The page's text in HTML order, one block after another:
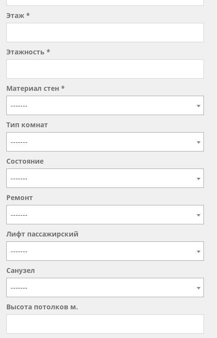
Этаж *
Этажность *
Материал стен *
-------
Тип комнат
-------
Состояние
-------
Ремонт
-------
Лифт пассажирский
-------
Санузел
-------
Высота потолков м.